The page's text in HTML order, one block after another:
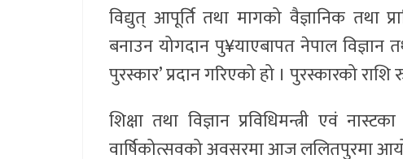
विद्युत् आपूर्ति तथा मागको वैज्ञानिक तथा
बनाउन योगदान पु¥याएबापत नेपाल विज्ञान
पुरस्कार’ प्रदान गरिएको हो । पुरस्कारको
शिक्षा तथा विज्ञान प्रविधिमन्त्री एवं
वार्षिकोत्सवको अवसरमा आज ललितपुरमा